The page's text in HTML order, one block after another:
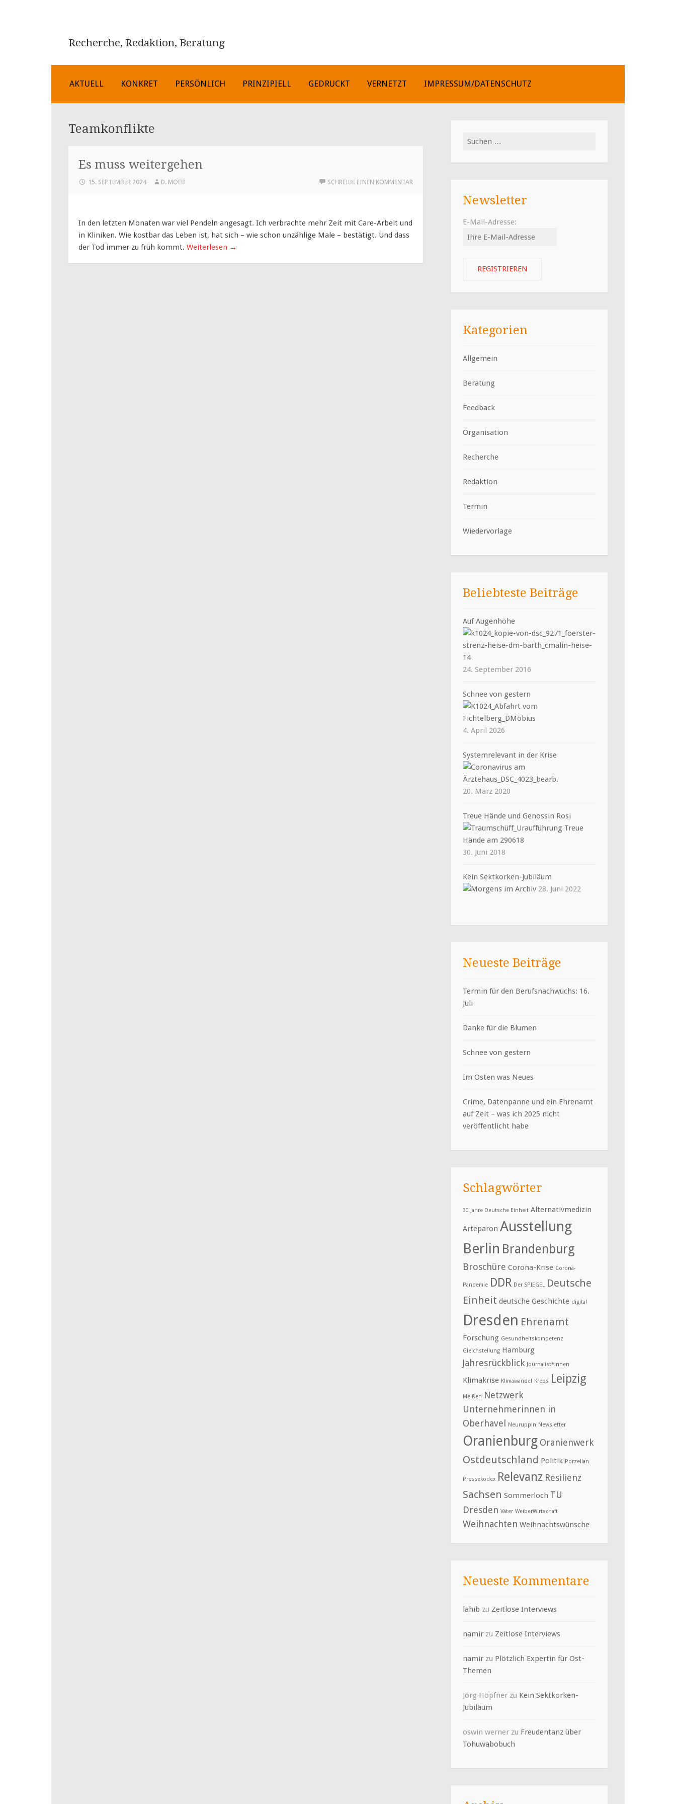
Recherche, Redaktion, Beratung
ZUM
SPRINGEN
AKTUELL KONKRET PERSÖNLICH PRINZIPIELL GEDRUCKT VERNETZT IMPRESSUM/DATENSCHUTZ
Teamkonflikte
Es muss weitergehen
15. SEPTEMBER 2024 D. MOEB SCHREIBE EINEN KOMMENTAR
In den letzten Monaten war viel Pendeln angesagt. Ich verbrachte mehr Zeit mit Care-Arbeit und
in Kliniken. Wie kostbar das Leben ist, hat sich – wie schon unzählige Male – bestätigt. Und dass
der Tod immer zu früh kommt. Weiterlesen →
Suchen
Newsletter
E-Mail-Adresse:
Kategorien
Allgemein
Beratung
Feedback
Organisation
Recherche
Redaktion
Termin
Wiedervorlage
Beliebteste Beiträge
Auf Augenhöhe
24. September 2016
Schnee von gestern
4. April 2026
Systemrelevant in der Krise
20. März 2020
Treue Hände und Genossin Rosi
30. Juni 2018
Kein Sektkorken-Jubiläum
28. Juni 2022
Neueste Beiträge
Termin für den Berufsnachwuchs: 16.
Juli
Danke für die Blumen
Schnee von gestern
Im Osten was Neues
Crime, Datenpanne und ein Ehrenamt
auf Zeit – was ich 2025 nicht
veröffentlicht habe
Schlagwörter
30 Jahre Deutsche Einheit Alternativmedizin
Arteparon Ausstellung
Berlin Brandenburg
Broschüre Corona-Krise Corona-
Pandemie DDR Der SPIEGEL Deutsche
Einheit deutsche Geschichte digital
Dresden Ehrenamt
Forschung Gesundheitskompetenz
Gleichstellung Hamburg
Jahresrückblick Journalist*innen
Klimakrise Klimawandel Krebs Leipzig
Meißen Netzwerk
Unternehmerinnen in
Oberhavel
Neuruppin Newsletter
Oranienburg Oranienwerk
Ostdeutschland Politik Porzellan
Pressekodex Relevanz Resilienz
Sachsen Sommerloch TU
Dresden Väter WeiberWirtschaft
Weihnachten Weihnachtswünsche
Neueste Kommentare
lahib zu Zeitlose Interviews
namir zu Zeitlose Interviews
namir zu Plötzlich Expertin für Ost-
Themen
Jörg Höpfner zu Kein Sektkorken-
Jubiläum
oswin werner zu Freudentanz über
Tohuwabobuch